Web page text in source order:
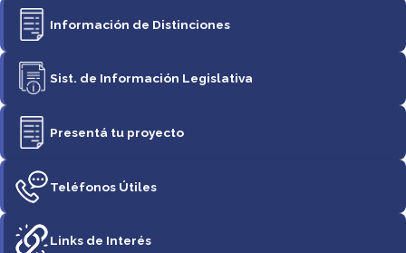
Información de Distinciones
Sist. de Información Legislativa
Presentá tu proyecto
Teléfonos Útiles
Links de Interés